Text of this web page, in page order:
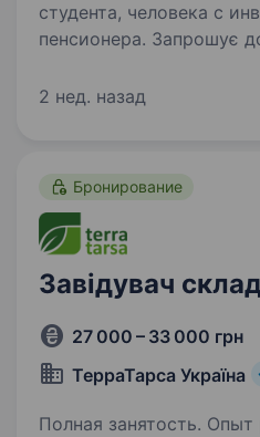
студента, человека с
пенсионера. Запрошує до команди робітника
відвантаження товару; комплектація
2 нед. назад
Бронирование
Завідувач
27 000 – 33 000 грн
ТерраТарса Україна
Полная занятость. Опыт